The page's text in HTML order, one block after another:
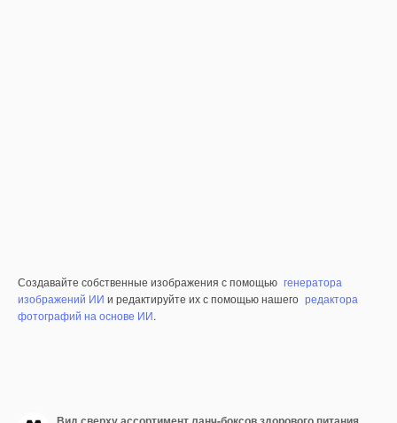
Создавайте собственные изображения с помощью генератора
изображений ИИ и редактируйте их с помощью нашего редактора
фотографий на основе ИИ.